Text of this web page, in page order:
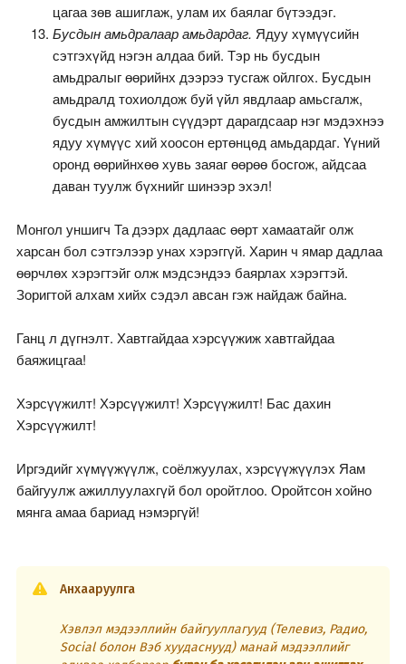
цагаа зөв ашиглаж, улам их баялаг бүтээдэг.
Бусдын амьдралаар амьдардаг. Ядуу хүмүүсийн
сэтгэхүйд нэгэн алдаа бий. Тэр нь бусдын
амьдралыг өөрийнх дээрээ тусгаж ойлгох. Бусдын
амьдралд тохиолдож буй үйл явдлаар амьсгалж,
бусдын амжилтын сүүдэрт дарагдсаар нэг мэдэхнээ
ядуу хүмүүс хий хоосон ертөнцөд амьдардаг. Үүний
оронд өөрийнхөө хувь заяаг өөрөө босгож, айдсаа
даван туулж бүхнийг шинээр эхэл!
Монгол уншигч Та дээрх дадлаас өөрт хамаатайг олж
харсан бол сэтгэлээр унах хэрэггүй. Харин ч ямар дадлаа
өөрчлөх хэрэгтэйг олж мэдсэндээ баярлах хэрэгтэй.
Зоригтой алхам хийх сэдэл авсан гэж найдаж байна.
Ганц л дүгнэлт. Хавтгайдаа хэрсүүжиж хавтгайдаа
баяжицгаа!
Хэрсүүжилт! Хэрсүүжилт! Хэрсүүжилт! Бас дахин
Хэрсүүжилт!
Иргэдийг хүмүүжүүлж, соёлжуулах, хэрсүүжүүлэх Яам
байгуулж ажиллуулахгүй бол оройтлоо. Оройтсон хойно
мянга амаа бариад нэмэргүй!
Анхааруулга
Хэвлэл мэдээллийн байгууллагууд (Телевиз, Радио,
Social болон Вэб хуудаснууд) манай мэдээллийг